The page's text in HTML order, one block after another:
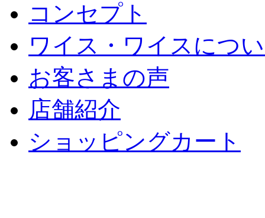
コンセプト
ワイス・ワイスにつ
お客さまの声
店舗紹介
ショッピングカート